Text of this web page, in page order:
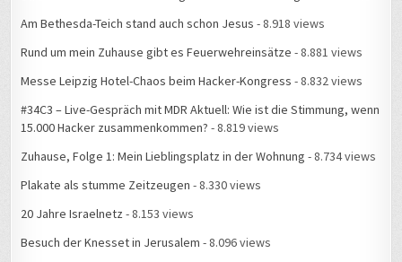
Am Bethesda-Teich stand auch schon Jesus - 8.918 views
Rund um mein Zuhause gibt es Feuerwehreinsätze - 8.881 views
Messe Leipzig Hotel-Chaos beim Hacker-Kongress - 8.832 views
#34C3 – Live-Gespräch mit MDR Aktuell: Wie ist die Stimmung, wenn
15.000 Hacker zusammenkommen? - 8.819 views
Zuhause, Folge 1: Mein Lieblingsplatz in der Wohnung - 8.734 views
Plakate als stumme Zeitzeugen - 8.330 views
20 Jahre Israelnetz - 8.153 views
Besuch der Knesset in Jerusalem - 8.096 views